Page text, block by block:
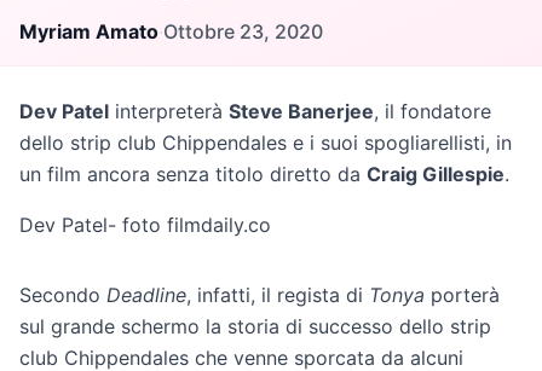
Myriam Amato·Ottobre 23, 2020
Dev Patel interpreterà Steve Banerjee, il fondatore
dello strip club Chippendales e i suoi spogliarellisti, in
un film ancora senza titolo diretto da Craig Gillespie.
Dev Patel- foto filmdaily.co
Secondo Deadline, infatti, il regista di Tonya porterà
sul grande schermo la storia di successo dello strip
club Chippendales che venne sporcata da alcuni